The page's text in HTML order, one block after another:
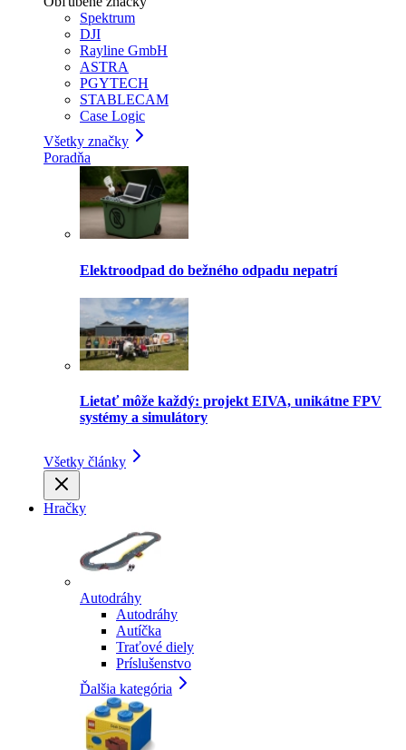
Spektrum
DJI
Rayline GmbH
ASTRA
PGYTECH
STABLECAM
Case Logic
Všetky značky
Poradňa
Elektroodpad do bežného odpadu nepatrí
Lietať môže každý: projekt EIVA, unikátne FPV
systémy a simulátory
Všetky články
Hračky
Autodráhy
Autodráhy
Autíčka
Traťové diely
Príslušenstvo
Ďalšia kategória